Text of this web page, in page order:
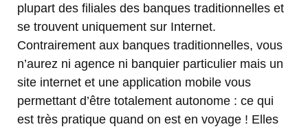
plupart des filiales des banques traditionnelles et
se trouvent uniquement sur Internet.
Contrairement aux banques traditionnelles, vous
n’aurez ni agence ni banquier particulier mais un
site internet et une application mobile vous
permettant d’être totalement autonome : ce qui
est très pratique quand on est en voyage ! Elles